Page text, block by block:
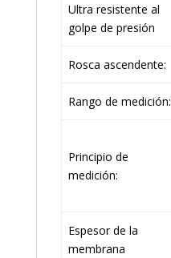
Ultra resistente al
golpe de presión
Rosca ascendente:
Rango de medición:
Principio de
medición:
Espesor de la
membrana